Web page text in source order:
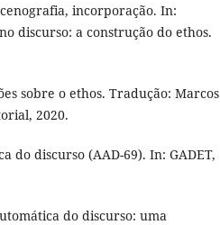
incorporação. In:
discurso: a construção do ethos.
sobre o ethos. Tradução: Marcos
2020.
do discurso (AAD-69). In: GADET,
do discurso: uma